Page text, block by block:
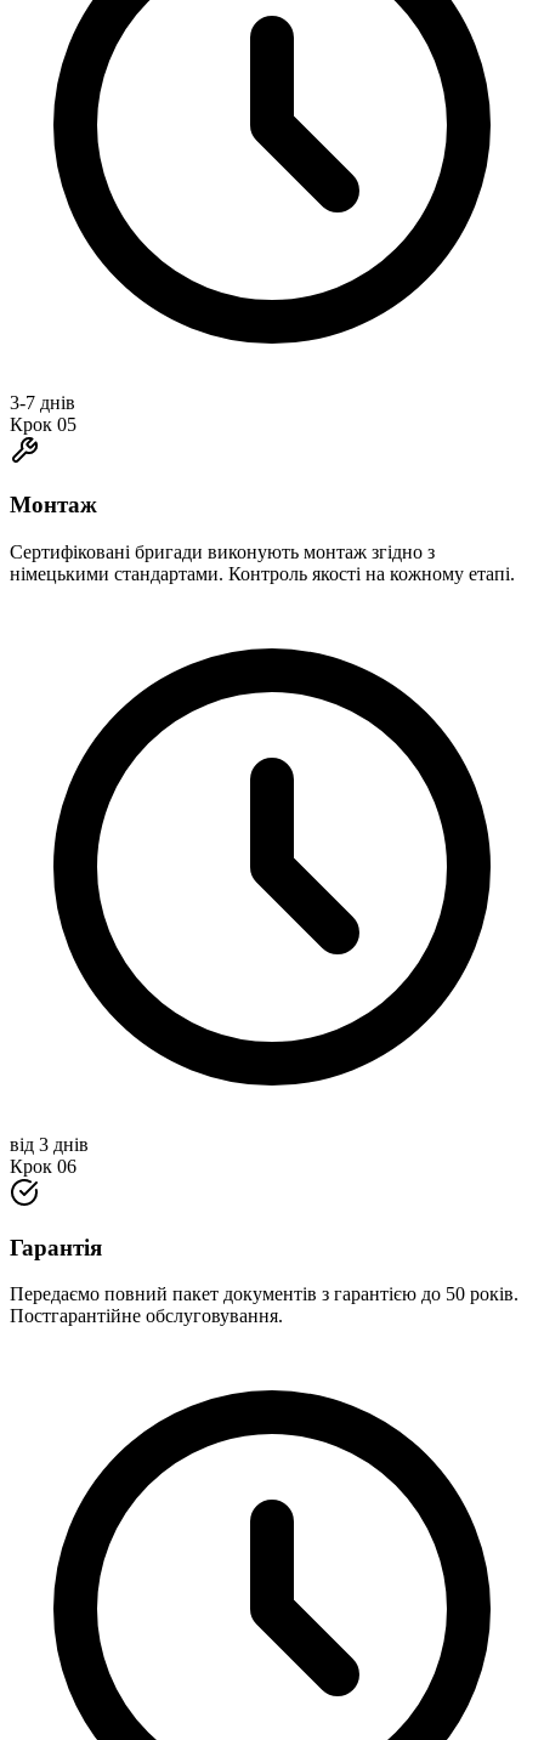
3-7 днів
Крок 05
Монтаж
Сертифіковані бригади виконують монтаж згідно з
німецькими стандартами. Контроль якості на кожному етапі.
від 3 днів
Крок 06
Гарантія
Передаємо повний пакет документів з гарантією до 50 років.
Постгарантійне обслуговування.